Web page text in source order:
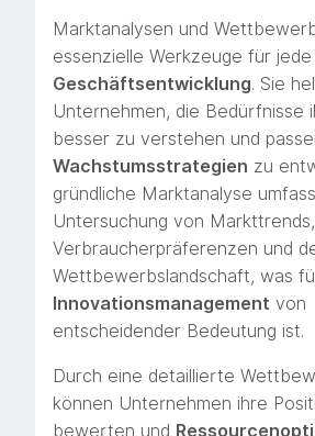
Marktanalysen und
essenzielle Werkzeuge für
Geschäftsentwicklung. Sie
Unternehmen, die Bedürfnisse
besser zu verstehen und
Wachstumsstrategien zu
gründliche Marktanalyse
Untersuchung von Markttrends,
Verbraucherpräferenzen und
Wettbewerbslandschaft, was
Innovationsmanagement von
entscheidender Bedeutung ist.
Durch eine detaillierte
können Unternehmen ihre
bewerten und